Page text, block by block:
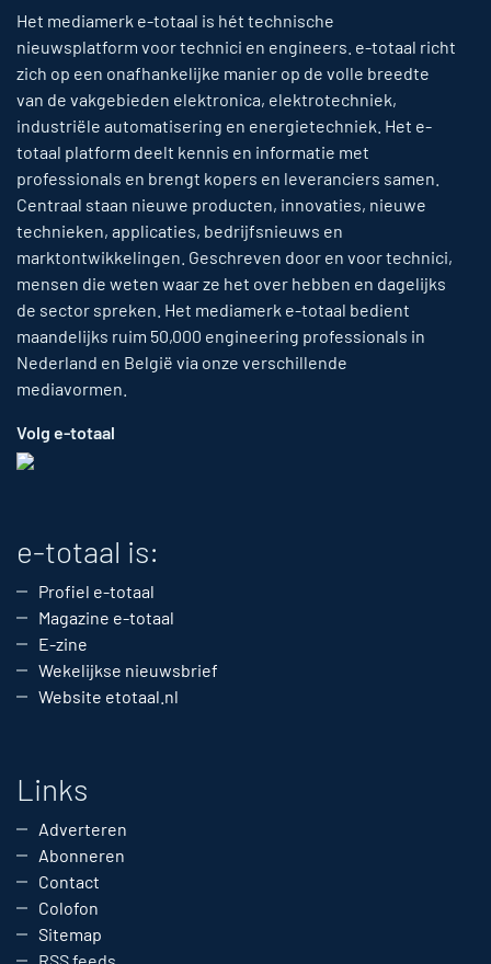
Het mediamerk e-totaal is hét technische
nieuwsplatform voor technici en engineers. e-totaal richt
zich op een onafhankelijke manier op de volle breedte
van de vakgebieden elektronica, elektrotechniek,
industriële automatisering en energietechniek. Het e-
totaal platform deelt kennis en informatie met
professionals en brengt kopers en leveranciers samen.
Centraal staan nieuwe producten, innovaties, nieuwe
technieken, applicaties, bedrijfsnieuws en
marktontwikkelingen. Geschreven door en voor technici,
mensen die weten waar ze het over hebben en dagelijks
de sector spreken. Het mediamerk e-totaal bedient
maandelijks ruim 50,000 engineering professionals in
Nederland en België via onze verschillende
mediavormen.
Volg e-totaal
e-totaal is:
Profiel e-totaal
Magazine e-totaal
E-zine
Wekelijkse nieuwsbrief
Website etotaal.nl
Links
Adverteren
Abonneren
Contact
Colofon
Sitemap